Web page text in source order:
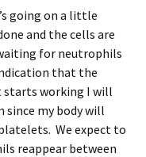
going on a little
and the cells are
for neutrophils
that the
starts working I will
since my body will
We expect to
reappear between